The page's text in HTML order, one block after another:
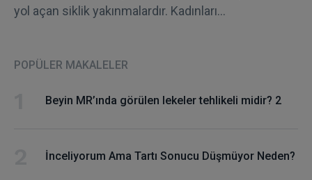
yol açan siklik yakınmalardır. Kadınları...
POPÜLER MAKALELER
Beyin MR’ında görülen lekeler tehlikeli midir? 2
İnceliyorum Ama Tartı Sonucu Düşmüyor Neden?